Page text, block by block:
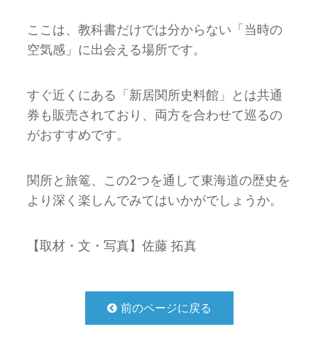
ここは、教科書だけでは分からない「当時の
空気感」に出会える場所です。
すぐ近くにある「新居関所史料館」とは共通
券も販売されており、両方を合わせて巡るの
がおすすめです。
関所と旅篭、この2つを通して東海道の歴史を
より深く楽しんでみてはいかがでしょうか。
【取材・文・写真】佐藤 拓真
前のページに戻る